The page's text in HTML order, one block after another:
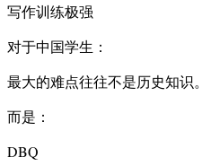
写作训练极强
对于中国学生：
最大的难点往往不是历史知识。
而是：
DBQ